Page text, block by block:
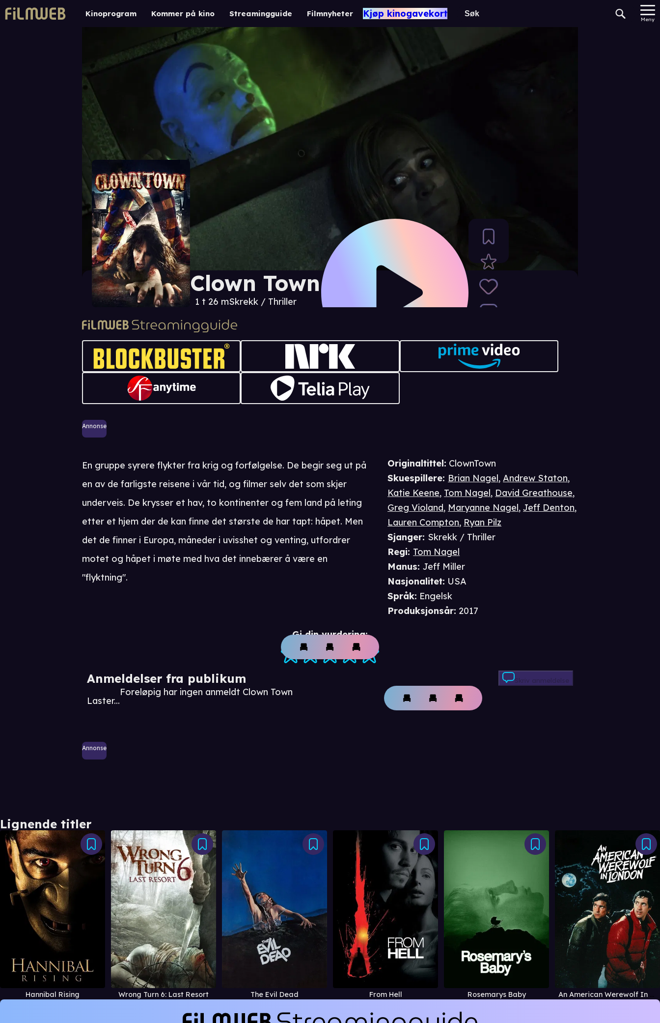
Kinoprogram Kommer på kino Streamingguide Filmnyheter Kjøp kinogavekort
Meny
Clown Town
1 t 26 mSkrekk / Thriller
Annonse
Gi din vurdering:
Anmeldelser fra publikum
Laster...
Foreløpig har ingen anmeldt Clown Town
Skriv anmeldelse
Annonse
Originaltittel: ClownTown
Skuespillere: Brian Nagel,Andrew Staton,
Katie Keene, Tom Nagel, David Greathouse,
Greg Violand, Maryanne Nagel,Jeff Denton,
Lauren Compton, Ryan Pilz
Sjanger: Skrekk / Thriller
Regi: Tom Nagel
Manus:Jeff Miller
Nasjonalitet: USA
Språk: Engelsk
Produksjonsår: 2017
En gruppe syrere flykter fra krig og forfølgelse. De begir seg ut på
en av de farligste reisene i vår tid, og filmer selv det som skjer
underveis. De krysser et hav, to kontinenter og fem land på leting
etter et hjem der de kan finne det største de har tapt: håpet. Men
det de finner i Europa, måneder i uvisshet og venting, utfordrer
motet og håpet i møte med hva det innebærer å være en
"flyktning".
Lignende titler
Hannibal Rising Wrong Turn 6: Last Resort The Evil Dead From Hell Rosemarys Baby An American Werewolf In London